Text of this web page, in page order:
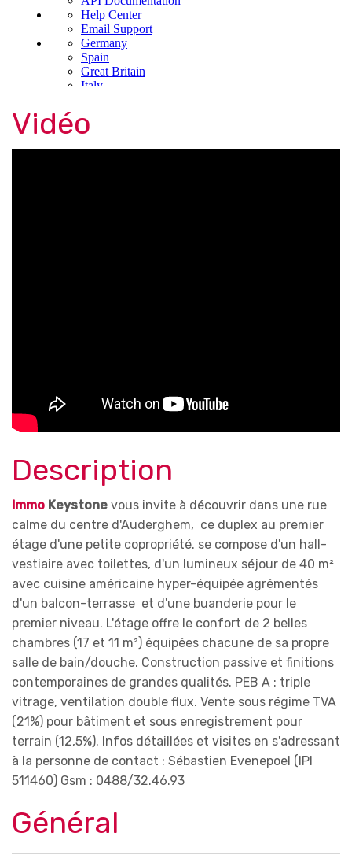
Vidéo
Description
Immo Keystone vous invite à découvrir dans une rue
calme du centre d'Auderghem, ce duplex au premier
étage d'une petite copropriété. se compose d'un hall-
vestiaire avec toilettes, d'un lumineux séjour de 40 m²
avec cuisine américaine hyper-équipée agrémentés
d'un balcon-terrasse et d'une buanderie pour le
premier niveau. L'étage offre le confort de 2 belles
chambres (17 et 11 m²) équipées chacune de sa propre
salle de bain/douche. Construction passive et finitions
contemporaines de grandes qualités. PEB A : triple
vitrage, ventilation double flux. Vente sous régime TVA
(21%) pour bâtiment et sous enregistrement pour
terrain (12,5%). Infos détaillées et visites en s'adressant
à la personne de contact : Sébastien Evenepoel (IPI
511460) Gsm : 0488/32.46.93
Général